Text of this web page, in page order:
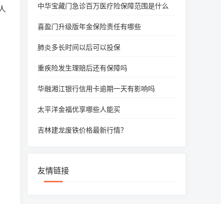
中华宝藏门急诊百万医疗险保障范围是什么
喜盈门升级版年金保险责任有哪些
肺炎多长时间以后可以投保
重疾险发生理赔后还有保障吗
华融湘江银行信用卡逾期一天有影响吗
太平洋金福优享哪些人能买
吉林建龙废铁价格最新行情？
友情链接